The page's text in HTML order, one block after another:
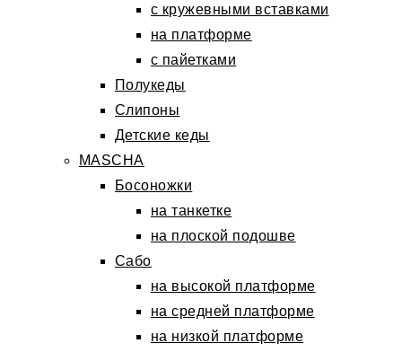
с кружевными вставками
на платформе
с пайетками
Полукеды
Слипоны
Детские кеды
MASCHA
Босоножки
на танкетке
на плоской подошве
Сабо
на высокой платформе
на средней платформе
на низкой платформе